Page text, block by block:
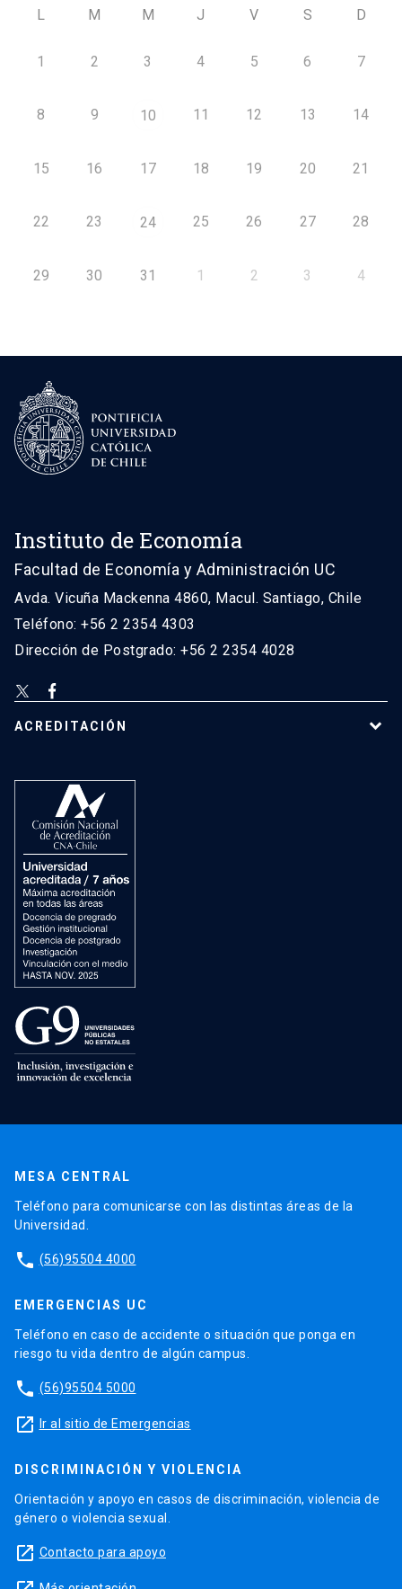
L M M J V S D
1 2 3 4 5 6 7
8 9 10 11 12 13 14
15 16 17 18 19 20 21
22 23 24 25 26 27 28
29 30 31 1 2 3 4
Instituto de Economía
Facultad de Economía y Administración UC
Avda. Vicuña Mackenna 4860, Macul. Santiago, Chile
Teléfono: +56 2 2354 4303
Dirección de Postgrado: +56 2 2354 4028
ACREDITACIÓN
MESA CENTRAL
Teléfono para comunicarse con las distintas áreas de la
Universidad.
phone (56)95504 4000
EMERGENCIAS UC
Teléfono en caso de accidente o situación que ponga en
riesgo tu vida dentro de algún campus.
phone (56)95504 5000
launch Ir al sitio de Emergencias
DISCRIMINACIÓN Y VIOLENCIA
Orientación y apoyo en casos de discriminación, violencia de
género o violencia sexual.
launch Contacto para apoyo